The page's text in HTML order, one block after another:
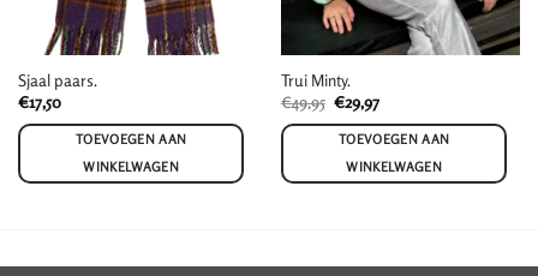
Sjaal paars.
€17,50
TOEVOEGEN AAN
WINKELWAGEN
Trui Minty.
€49,95 Oorspronkelijke
prijs
was:
€49,95.
€29,97Huidige
is:
€29,97.
TOEVOEGEN AAN
WINKELWAGEN